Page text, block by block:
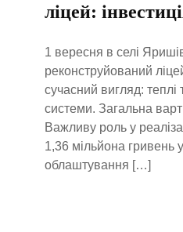
ліцей:
1 вересня в селі
реконструйований
сучасний вигляд: теплі
системи. Загальна
Важливу роль у
1,36 мільйона гривень
облаштування […]